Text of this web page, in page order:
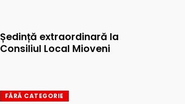
Ședință extraordinară la
Consiliul Local Mioveni
FĂRĂ CATEGORIE